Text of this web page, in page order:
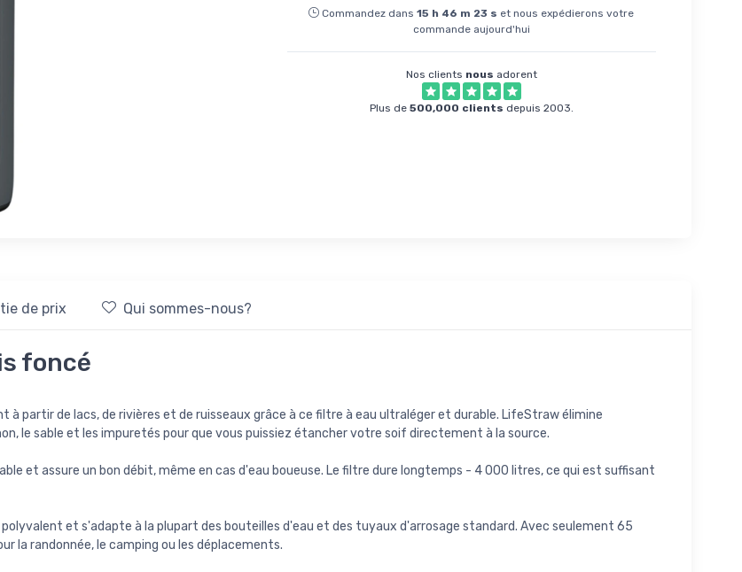
Commandez dans15 h 46 m 22 s et nous expédierons votre
commande aujourd'hui
Nos clients nous adorent
Plus de 500,000 clients depuis 2003.
de prix Qui sommes-nous?
foncé
à partir de lacs, de rivières et de ruisseaux grâce à ce filtre à eau ultraléger et durable. LifeStraw élimine
le sable et les impuretés pour que vous puissiez étancher votre soif directement à la source.
et assure un bon débit, même en cas d'eau boueuse. Le filtre dure longtemps - 4 000 litres, ce qui est suffisant
et s'adapte à la plupart des bouteilles d'eau et des tuyaux d'arrosage standard. Avec seulement 65
la randonnée, le camping ou les déplacements.